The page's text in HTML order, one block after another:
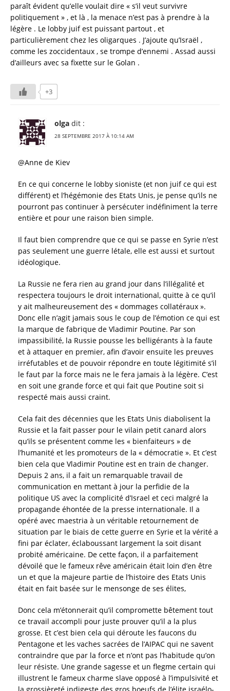
paraît évident qu’elle voulait dire « s’il veut survivre
politiquement » , et là , la menace n’est pas à prendre à la
légère . Le lobby juif est puissant partout , et
particulièrement chez les oligarques . J’ajoute qu’Israël ,
comme les zoccidentaux , se trompe d’ennemi . Assad aussi
d’ailleurs avec sa fixette sur le Golan .
+3
olga dit :
28 SEPTEMBRE 2017 À 10:14 AM
@Anne de Kiev
En ce qui concerne le lobby sioniste (et non juif ce qui est
différent) et l’hégémonie des Etats Unis, je pense qu’ils ne
pourront pas continuer à persécuter indéfiniment la terre
entière et pour une raison bien simple.
Il faut bien comprendre que ce qui se passe en Syrie n’est
pas seulement une guerre létale, elle est aussi et surtout
idéologique.
La Russie ne fera rien au grand jour dans l’illégalité et
respectera toujours le droit international, quitte à ce qu’il
y ait malheureusement des « dommages collatéraux ».
Donc elle n’agit jamais sous le coup de l’émotion ce qui est
la marque de fabrique de Vladimir Poutine. Par son
impassibilité, la Russie pousse les belligérants à la faute
et à attaquer en premier, afin d’avoir ensuite les preuves
irréfutables et de pouvoir répondre en toute légitimité s’il
le faut par la force mais ne le fera jamais à la légère. C’est
en soit une grande force et qui fait que Poutine soit si
respecté mais aussi craint.
Cela fait des décennies que les Etats Unis diabolisent la
Russie et la fait passer pour le vilain petit canard alors
qu’ils se présentent comme les « bienfaiteurs » de
l’humanité et les promoteurs de la « démocratie ». Et c’est
bien cela que Vladimir Poutine est en train de changer.
Depuis 2 ans, il a fait un remarquable travail de
communication en mettant à jour la perfidie de la
politique US avec la complicité d’Israel et ceci malgré la
propagande éhontée de la presse internationale. Il a
opéré avec maestria à un véritable retournement de
situation par le biais de cette guerre en Syrie et la vérité a
fini par éclater, éclaboussant largement la soit disant
probité américaine. De cette façon, il a parfaitement
dévoilé que le fameux rêve américain était loin d’en être
un et que la majeure partie de l’histoire des Etats Unis
était en fait basée sur le mensonge de ses élites,
Donc cela m’étonnerait qu’il compromette bêtement tout
ce travail accompli pour juste prouver qu’il a la plus
grosse. Et c’est bien cela qui déroute les faucons du
Pentagone et les vaches sacrées de l’AIPAC qui ne savent
contraindre que par la force et n’ont pas l’habitude qu’on
leur résiste. Une grande sagesse et un flegme certain qui
illustrent le fameux charme slave opposé à l’impulsivité et